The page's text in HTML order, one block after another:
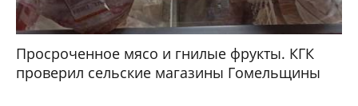
Просроченное мясо и гнилые фрукты. КГК
проверил сельские магазины Гомельщины